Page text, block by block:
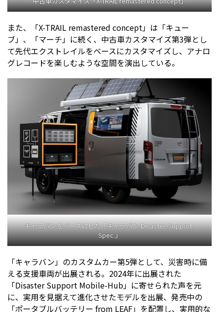
また、「X-TRAIL remastered concept」は「キュー
ブ」、「マーチ」に続く、中古車カスタマイズ第3弾とし
て先代エクストレイルをベースにカスタマイズし、アナロ
グレコードを楽しむような空間を演出している。
キャラバンをベースにした「キャラバン Disaster-Support-
Spec.」
「キャラバン」のカスタムカー第5弾として、災害時に備
える支援車両が出展される。2024年に出展された
「Disaster Support Mobile-Hub」に寄せられた声を元
に、実用を見据えて進化させたモデルを出展、発売中の
「ポータブルバッテリー from LEAF」を配置し、実用的な